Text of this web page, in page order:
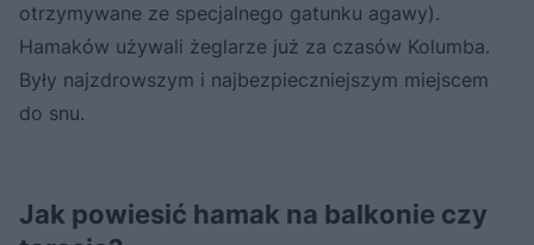
otrzymywane ze specjalnego gatunku agawy).
Hamaków używali żeglarze już za czasów Kolumba.
Były najzdrowszym i najbezpieczniejszym miejscem
do snu.
Jak powiesić hamak na balkonie czy